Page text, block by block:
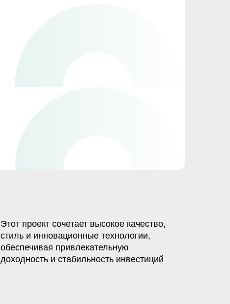
Этот проект сочетает высокое качество,
стиль и инновационные технологии,
обеспечивая привлекательную
доходность и стабильность инвестиций